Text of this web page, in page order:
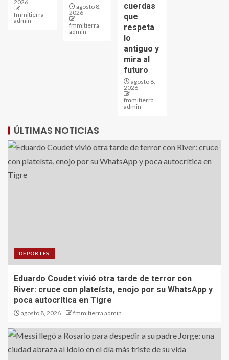
2026
fmmitierra
admin
agosto 8,
2026
fmmitierra
admin
cuerdas
que
respeta
lo
antiguo y
mira al
futuro
agosto 8,
2026
fmmitierra
admin
ÚLTIMAS NOTICIAS
DEPORTES
Eduardo Coudet vivió otra tarde de terror con
River: cruce con plateísta, enojo por su WhatsApp y
poca autocrítica en Tigre
agosto 8, 2026 fmmitierra admin